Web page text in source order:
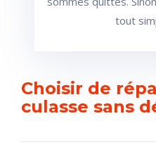
tout
Choisir de
culasse sans